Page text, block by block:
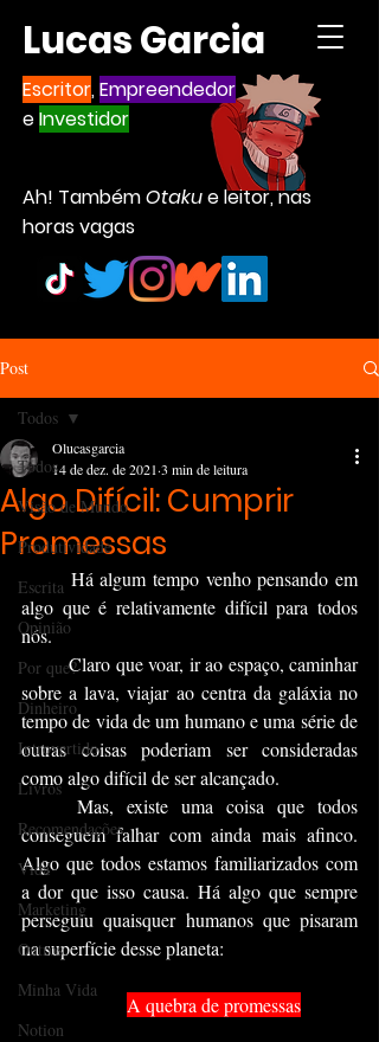
Lucas Garcia
Escritor,Empreendedor
eInvestidor
Ah! TambémOtakue leitor, nas
horas vagas
Post
Todos
Visão de Mundo
Produtividade
Escrita
Opinião
Por que?
Dinheiro
Introvertido
Livros
Recomendações
Vida
Marketing
Outros
Minha Vida
Notion
Todos
Algo Difícil: Cumprir
Promessas
Olucasgarcia
14 de dez. de 2021 3 min de leitura
	Há algum tempo venho pensando em
algo que é relativamente difícil para todos
nós.
	Claro que voar, ir ao espaço, caminhar
sobre a lava, viajar ao centra da galáxia no
tempo de vida de um humano e uma série de
outras coisas poderiam ser consideradas
como algo difícil de ser alcançado.
conseguem falhar com ainda mais afinco.
Algo que todos estamos familiarizados com
a dor que isso causa. Há algo que sempre
perseguiu quaisquer humanos que pisaram
na superfície desse planeta:
A quebra de promessas